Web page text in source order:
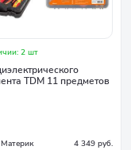
2 шт
TDM 11 предметов
4 349 руб.